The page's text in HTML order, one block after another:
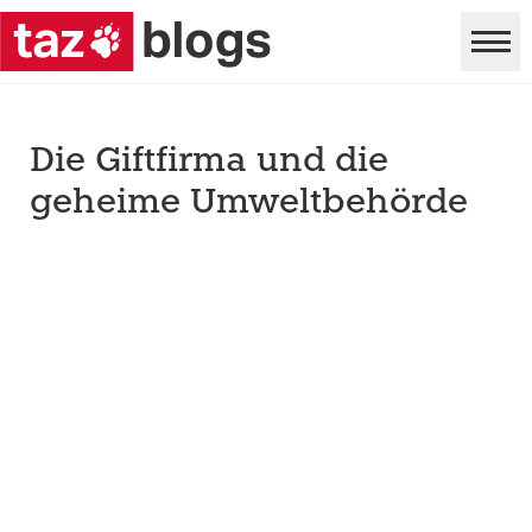
Die Giftfirma und die
geheime Umweltbehörde